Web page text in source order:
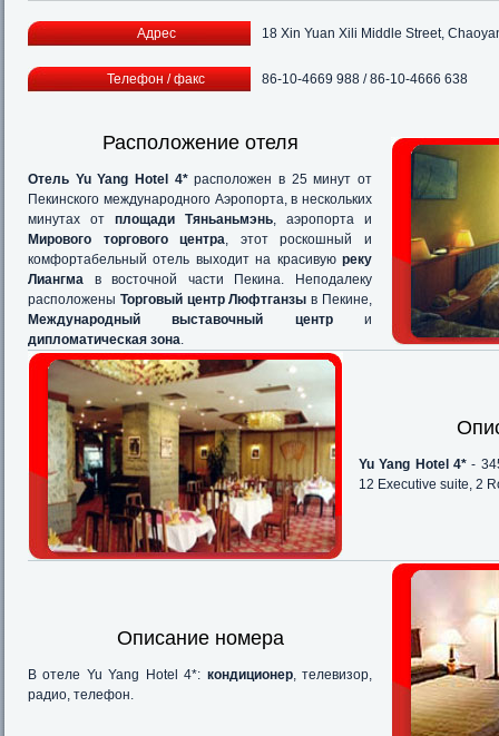
Адрес 18 Xin Yuan Xili Middle Street,
Телефон / факс 86-10-4669 988 / 86-10-4666 638
Расположение отеля
Отель Yu Yang Hotel 4*расположен в 25 минут от
Пекинского международного Аэропорта, в нескольких
минутах от площади Тяньаньмэнь, аэропорта и
Мирового торгового центра, этот роскошный и
комфортабельный отель выходит на красивую реку
Лиангма в восточной части Пекина. Неподалеку
расположены Торговый центр Люфтганзы в Пекине,
Международный выставочный центри
дипломатическая зона.
Yu Yang Hotel 4*-
12 Executive suite, 2
Описание номера
В отеле Yu Yang Hotel 4*: кондиционер, телевизор,
радио, телефон.